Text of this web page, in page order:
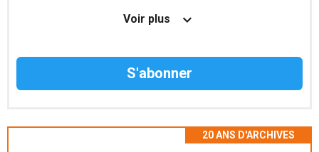
Le magazine TelQuel en numérique avant la sortie
Voir plus